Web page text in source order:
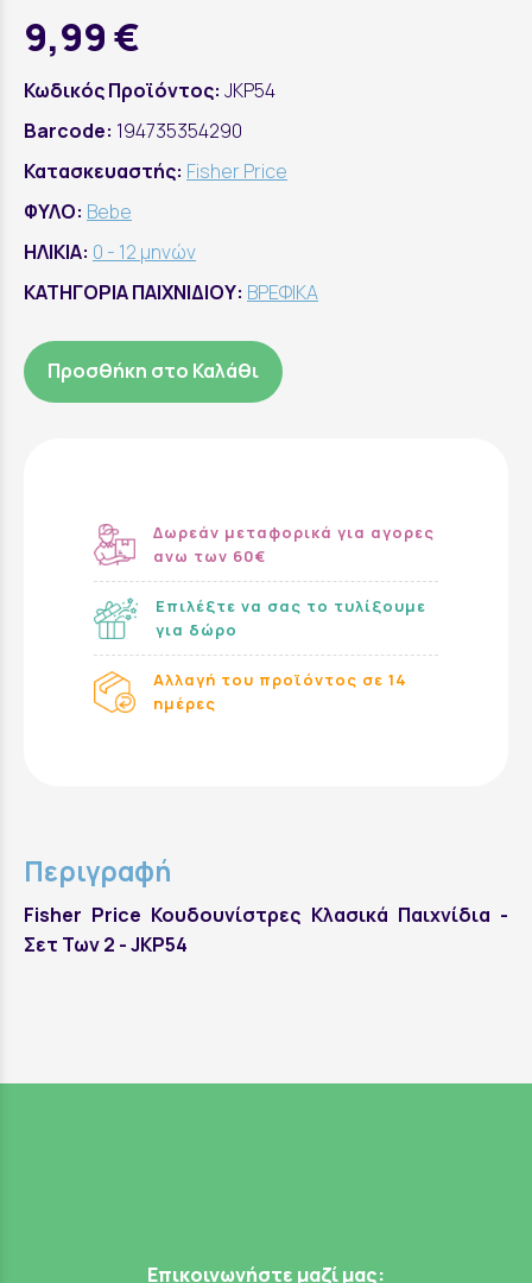
9,99 €
Κωδικός Προϊόντος: JKP54
Barcode: 194735354290
Κατασκευαστής: Fisher Price
ΦΥΛΟ: Bebe
ΗΛΙΚΙΑ: 0 - 12 μηνών
ΚΑΤΗΓΟΡΙΑ ΠΑΙΧΝΙΔΙΟΥ: ΒΡΕΦΙΚΑ
Προσθήκη στο Καλάθι
Δωρεάν μεταφορικά για αγορες
ανω των 60€
Επιλέξτε να σας το τυλίξουμε
για δώρο
Αλλαγή του προϊόντος σε 14
ημέρες
Περιγραφή
Fisher Price Κουδουνίστρες Κλασικά Παιχνίδια -
Σετ Των 2 - JKP54
Επικοινωνήστε μαζί μας: